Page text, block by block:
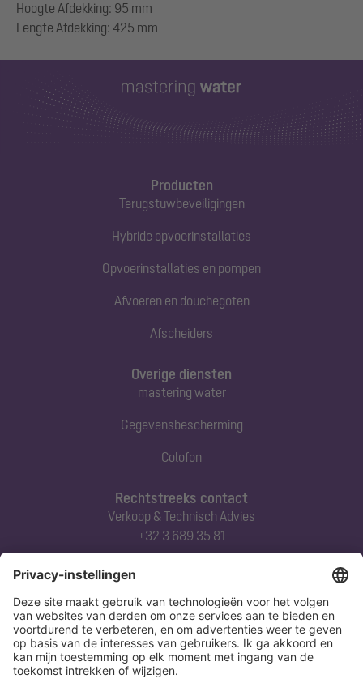
Hoogte Afdekking: 95 mm
Producten
Terugstuwbeveiligingen
Hybride opvoerinstallaties
Opvoerinstallaties en pompen
Afvoeren en douchegoten
Afscheiders
Rechtstreeks contact
Verkoop & Technisch Advies
+32 3 689 35 81
Abonneert u zich op onze nieuwsbrief
Nu aanmelden
Overige diensten
mastering water
Gegevensbescherming
Colofon